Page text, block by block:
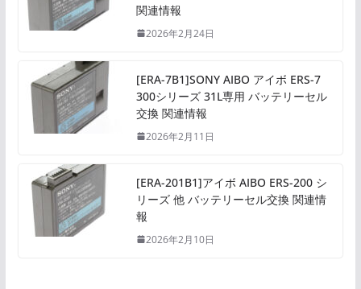
関連情報
2026年2月24日
[ERA-7B1]SONY AIBO アイボ ERS-7
300シリーズ 31L専用 バッテリーセル
交換 関連情報
2026年2月11日
[ERA-201B1]アイボ AIBO ERS-200 シ
リーズ 他 バッテリーセル交換 関連情
報
2026年2月10日